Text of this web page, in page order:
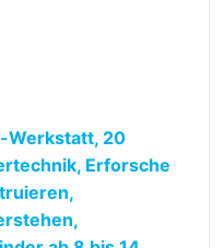
Werkstatt, 20
Erforsche